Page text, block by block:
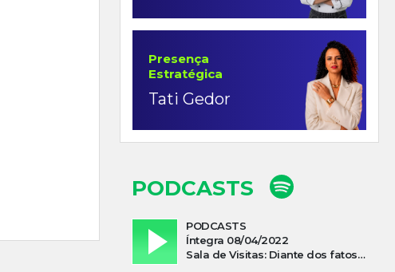
Presença
Estratégica
Tati Gedor
PODCASTS
PODCASTS
Íntegra 08/04/2022
Sala de Visitas: Diante dos fatos que influenciam a economia o que podemos esperar de 2022